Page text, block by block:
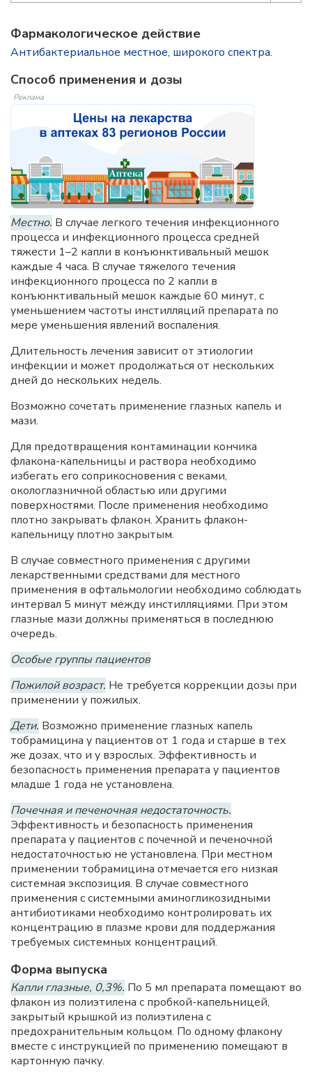
Фармакологическое действие
Антибактериальное местное, широкого спектра.
Способ применения и дозы
Реклама
Местно. В случае легкого течения инфекционного
процесса и инфекционного процесса средней
тяжести 1–2 капли в конъюнктивальный мешок
каждые 4 часа. В случае тяжелого течения
инфекционного процесса по 2 капли в
конъюнктивальный мешок каждые 60 минут, с
уменьшением частоты инстилляций препарата по
мере уменьшения явлений воспаления.
Длительность лечения зависит от этиологии
инфекции и может продолжаться от нескольких
дней до нескольких недель.
Возможно сочетать применение глазных капель и
мази.
Для предотвращения контаминации кончика
флакона-капельницы и раствора необходимо
избегать его соприкосновения с веками,
окологлазничной областью или другими
поверхностями. После применения необходимо
плотно закрывать флакон. Хранить флакон-
капельницу плотно закрытым.
В случае совместного применения с другими
лекарственными средствами для местного
применения в офтальмологии необходимо соблюдать
интервал 5 минут между инстилляциями. При этом
глазные мази должны применяться в последнюю
очередь.
Особые группы пациентов
Пожилой возраст. Не требуется коррекции дозы при
применении у пожилых.
Дети. Возможно применение глазных капель
тобрамицина у пациентов от 1 года и старше в тех
же дозах, что и у взрослых. Эффективность и
безопасность применения препарата у пациентов
младше 1 года не установлена.
Почечная и печеночная недостаточность.
Эффективность и безопасность применения
препарата у пациентов с почечной и печеночной
недостаточностью не установлена. При местном
применении тобрамицина отмечается его низкая
системная экспозиция. В случае совместного
применения с системными аминогликозидными
антибиотиками необходимо контролировать их
концентрацию в плазме крови для поддержания
требуемых системных концентраций.
Форма выпуска
Капли глазные, 0,3%. По 5 мл препарата помещают во
флакон из полиэтилена с пробкой-капельницей,
закрытый крышкой из полиэтилена с
предохранительным кольцом. По одному флакону
вместе с инструкцией по применению помещают в
картонную пачку.